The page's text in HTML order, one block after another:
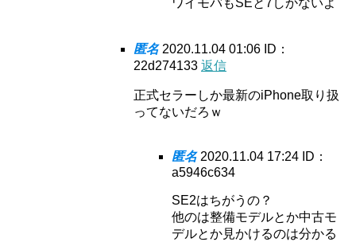
匿名 2020.11.04 01:06 ID：
22d274133 返信
正式セラーしか最新のiPhone取り扱
ってないだろｗ
匿名 2020.11.04 17:24 ID：
a5946c634
SE2はちがうの？
他のは整備モデルとか中古モ
デルとか見かけるのは分かる